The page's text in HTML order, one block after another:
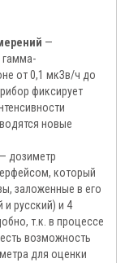
—
гамма-
от 0,1 мкЗв/ч до
фиксирует
новые
— дозиметр
который
заложенные в его
и русский) и 4
т.к. в процессе
возможность
для оценки